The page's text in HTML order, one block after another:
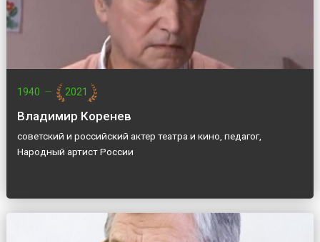
1940 — 2021
Владимир Коренев
советский и российский актер театра и кино, педагог,
Народный артист России